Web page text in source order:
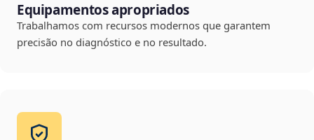
Equipamentos apropriados
Trabalhamos com recursos modernos que garantem
precisão no diagnóstico e no resultado.